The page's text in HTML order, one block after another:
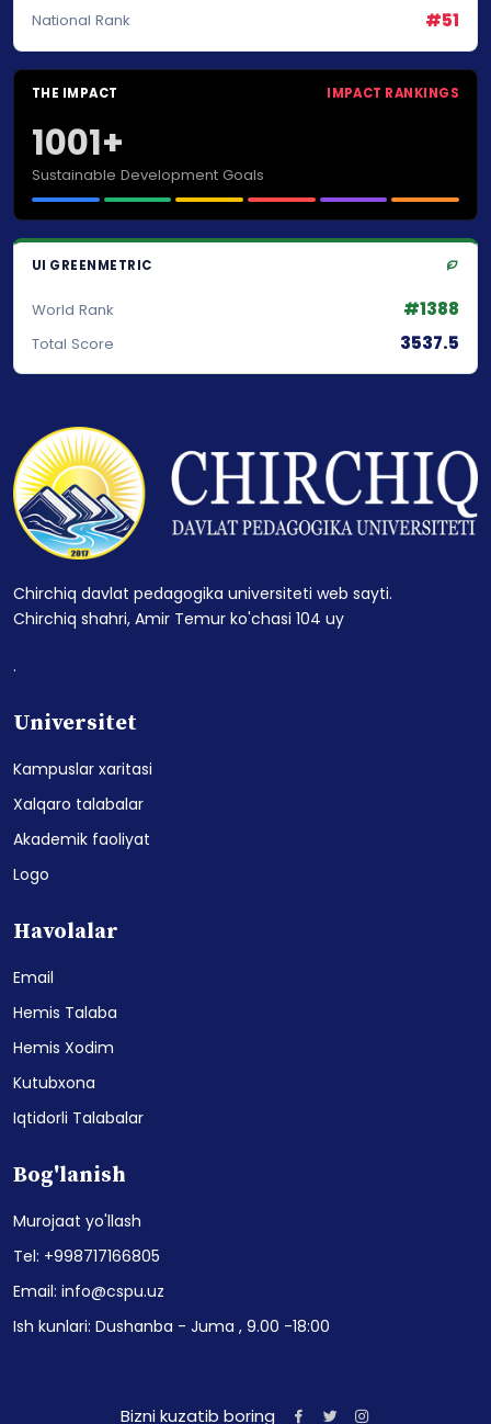
National Rank #51
THE IMPACT IMPACT RANKINGS
1001+
Sustainable Development Goals
UI GREENMETRIC
World Rank #1388
Total Score 3537.5
Chirchiq davlat pedagogika universiteti web sayti.
Chirchiq shahri, Amir Temur ko'chasi 104 uy
.
Universitet
Kampuslar xaritasi
Xalqaro talabalar
Akademik faoliyat
Logo
Havolalar
Email
Hemis Talaba
Hemis Xodim
Kutubxona
Iqtidorli Talabalar
Bog'lanish
Murojaat yo'llash
Tel: +998717166805
Email: info@cspu.uz
Ish kunlari: Dushanba - Juma , 9.00 -18:00
Bizni kuzatib boring